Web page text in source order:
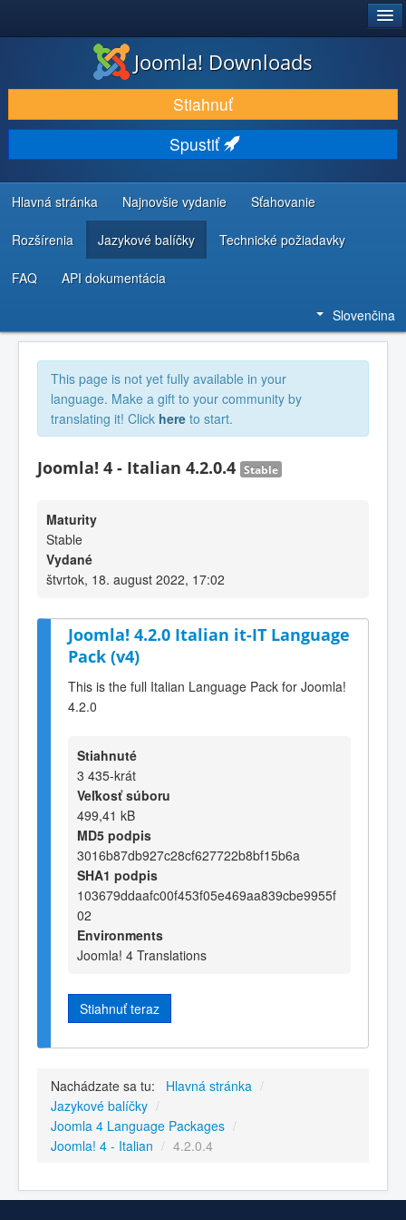
STIAHNUŤ & ROZŠÍRIŤ
OBJAVUJTE & UČTE SA
KOMUNITA & PODPORA
ZDROJE INFORMÁCIÍ PRE VÝVOJÁROV
Joomla! Downloads
Stiahnuť
Spustiť
Hlavná stránka Najnovšie vydanie Sťahovanie
Rozšírenia Jazykové balíčky Technické požiadavky
FAQ API dokumentácia
Slovenčina
This page is not yet fully available in your
language. Make a gift to your community by
translating it! Click here to start.
Joomla! 4 - Italian 4.2.0.4 Stable
Maturity
Stable
Vydané
štvrtok, 18. august 2022, 17:02
Joomla! 4.2.0 Italian it-IT Language
Pack (v4)
This is the full Italian Language Pack for Joomla!
4.2.0
Stiahnuté
3 435-krát
Veľkosť súboru
499,41 kB
MD5 podpis
3016b87db927c28cf627722b8bf15b6a
SHA1 podpis
103679ddaafc00f453f05e469aa839cbe9955f
02
Environments
Joomla! 4 Translations
Stiahnuť teraz
Nachádzate sa tu: Hlavná stránka /
Jazykové balíčky /
Joomla 4 Language Packages /
Joomla! 4 - Italian / 4.2.0.4